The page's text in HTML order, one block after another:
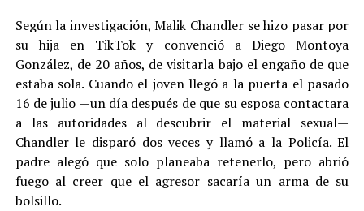
Según la investigación, Malik Chandler se hizo pasar por
su hija en TikTok y convenció a Diego Montoya
González, de 20 años, de visitarla bajo el engaño de que
estaba sola. Cuando el joven llegó a la puerta el pasado
16 de julio —un día después de que su esposa contactara
a las autoridades al descubrir el material sexual—
Chandler le disparó dos veces y llamó a la Policía. El
padre alegó que solo planeaba retenerlo, pero abrió
fuego al creer que el agresor sacaría un arma de su
bolsillo.